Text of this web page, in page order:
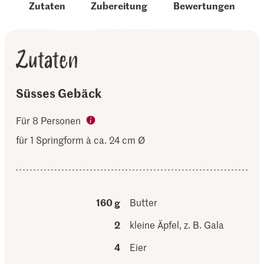
Zutaten Zubereitung Bewertungen
Zutaten
Süsses Gebäck
Für 8 Personen
für 1 Springform à ca. 24 cm Ø
160 g
Butter
2
kleine Äpfel, z. B. Gala
4
Eier